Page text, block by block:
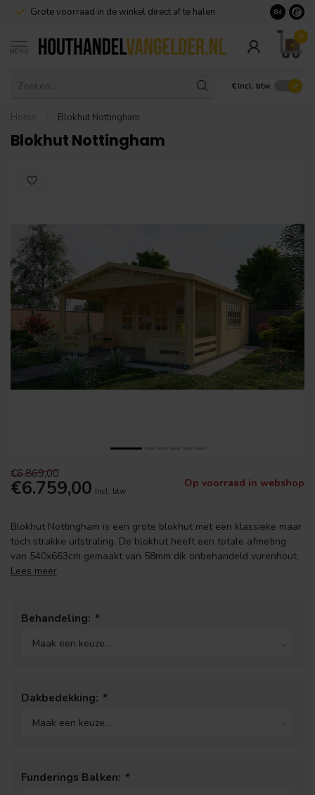
Grote voorraad in de winkel direct af te halen 8.4
MENU
0
€ Incl. btw
Home Blokhut Nottingham
Blokhut Nottingham
€6.869,00
€6.759,00 Incl. btw
Op voorraad in webshop
Blokhut Nottingham is een grote blokhut met een klassieke maar
toch strakke uitstraling. De blokhut heeft een totale afmeting
van 540x663cm gemaakt van 58mm dik onbehandeld vurenhout.
Lees meer.
Behandeling: *
Dakbedekking: *
Funderings Balken: *